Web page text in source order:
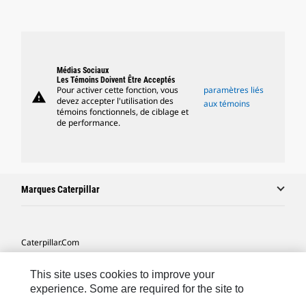
warning
Médias Sociaux
Les Témoins Doivent Être Acceptés
Pour activer cette fonction, vous
devez accepter l'utilisation des
témoins fonctionnels, de ciblage et
de performance.
paramètres liés
aux témoins
Marques Caterpillar
Caterpillar.com
Mes Préférences Marketing
This site uses cookies to improve your
experience. Some are required for the site to